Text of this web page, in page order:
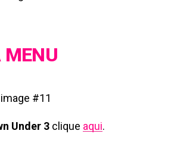
MENU
Under 3 clique aqui.